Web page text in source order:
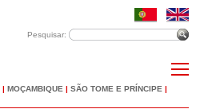
Pesquisar:
| MOÇAMBIQUE | SÃO TOME E PRÍNCIPE |